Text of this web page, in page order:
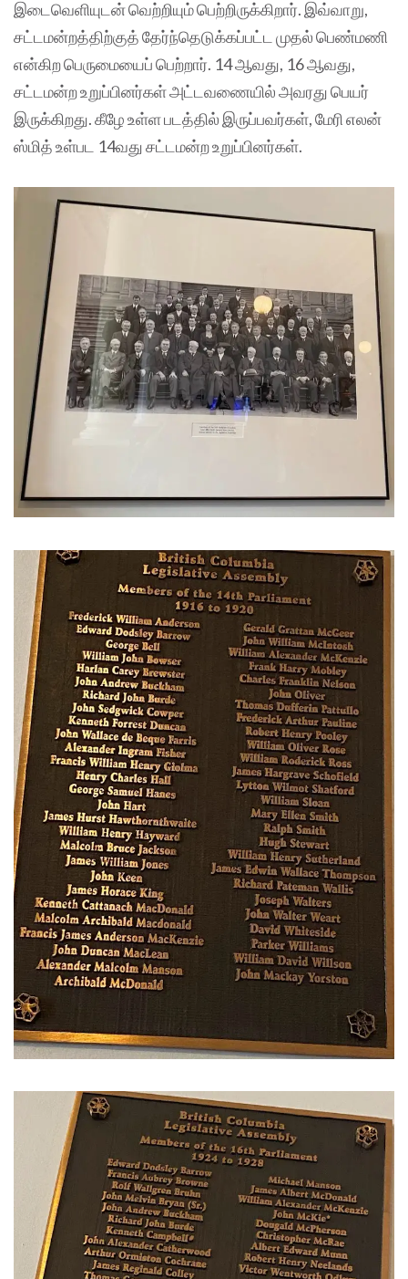
இடைவெளியுடன் வெற்றியும் பெற்றிருக்கிறார். இவ்வாறு,
சட்டமன்றத்திற்குத் தேர்ந்தெடுக்கப்பட்ட முதல் பெண்மணி
என்கிற பெருமையைப் பெற்றார். 14 ஆவது, 16 ஆவது,
சட்டமன்ற உறுப்பினர்கள் அட்டவணையில் அவரது பெயர்
இருக்கிறது. கீழே உள்ள படத்தில் இருப்பவர்கள், மேரி எலன்
ஸ்மித் உள்பட 14வது சட்டமன்ற உறுப்பினர்கள்.